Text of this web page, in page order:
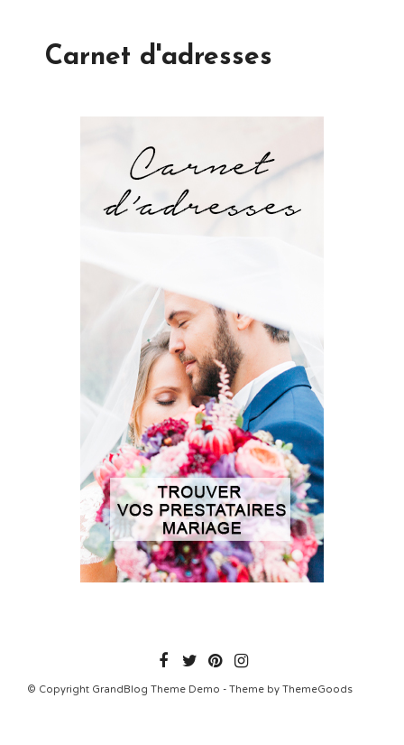
Carnet d'adresses
© Copyright GrandBlog Theme Demo - Theme by ThemeGoods